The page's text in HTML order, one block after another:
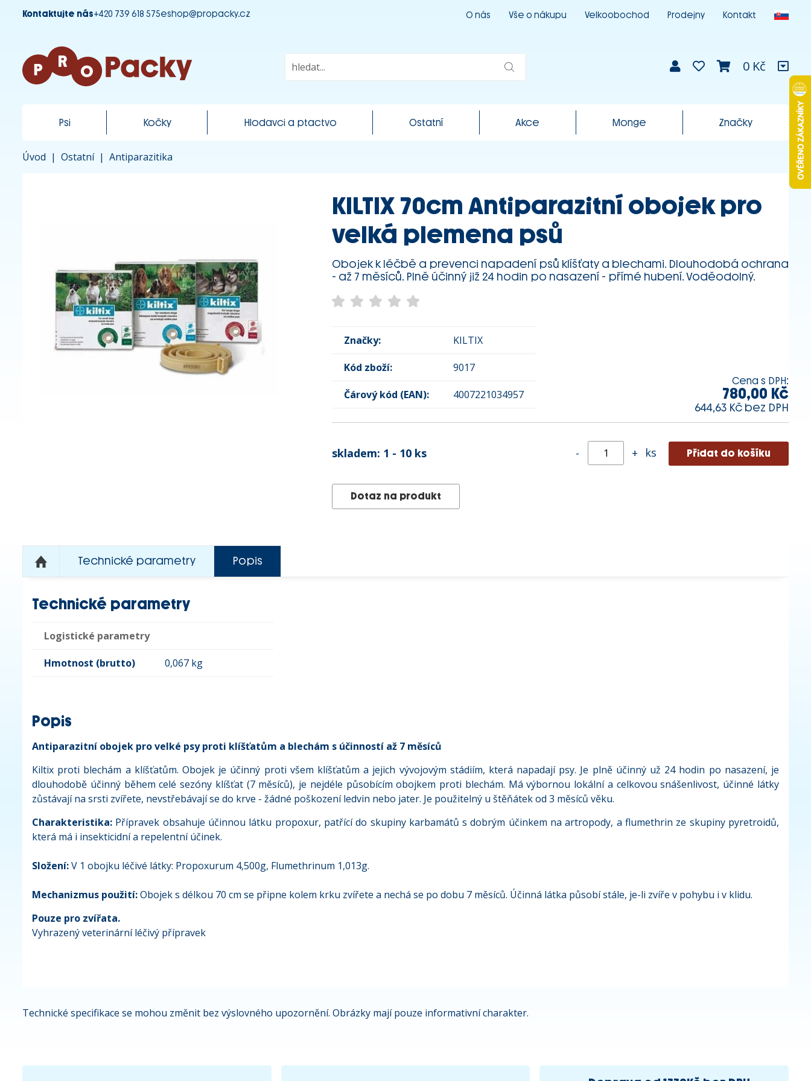
Kontaktujte nás+420 739 618 575eshop@propacky.cz O nás Vše o nákupu Velkoobochod Prodejny Kontakt
0 Kč
Psi Kočky Hlodavci a ptactvo Ostatní Akce Monge Značky
Úvod | Ostatní | Antiparazitika
KILTIX 70cm Antiparazitní obojek pro
velká plemena psů
Obojek k léčbě a prevenci napadení psů klíšťaty a blechami. Dlouhodobá ochrana
- až 7 měsíců. Plně účinný již 24 hodin po nasazení - přímé hubení. Voděodolný.
Značky: KILTIX
Kód zboží: 9017
Čárový kód (EAN): 4007221034957
Cena s DPH:
780,00 Kč
644,63 Kč bez DPH
skladem: 1 - 10 ks - + ks
Dotaz na produkt
Technické parametry Popis
Technické parametry
Logistické parametry
Hmotnost (brutto) 0,067 kg
Popis
Antiparazitní obojek pro velké psy proti klíšťatům a blechám s účinností až 7 měsíců
Kiltix proti blechám a klíšťatům. Obojek je účinný proti všem klíšťatům a jejich vývojovým stádiím, která napadají psy. Je plně účinný už 24 hodin po nasazení, je
dlouhodobě účinný během celé sezóny klíšťat (7 měsíců), je nejdéle působícím obojkem proti blechám. Má výbornou lokální a celkovou snášenlivost, účinné látky
zůstávají na srsti zvířete, nevstřebávají se do krve - žádné poškození ledvin nebo jater. Je použitelný u štěňátek od 3 měsíců věku.
Charakteristika: Přípravek obsahuje účinnou látku propoxur, patřící do skupiny karbamátů s dobrým účinkem na artropody, a flumethrin ze skupiny pyretroidů,
která má i insekticidní a repelentní účinek.
Složení:V 1 obojku léčivé látky: Propoxurum 4,500g, Flumethrinum 1,013g.
Mechanizmus použití:Obojek s délkou 70 cm se připne kolem krku zvířete a nechá se po dobu 7 měsíců. Účinná látka působí stále, je-li zvíře v pohybu i v klidu.
Pouze pro zvířata.
Vyhrazený veterinární léčivý přípravek
Technické specifikace se mohou změnit bez výslovného upozornění. Obrázky mají pouze informativní charakter.